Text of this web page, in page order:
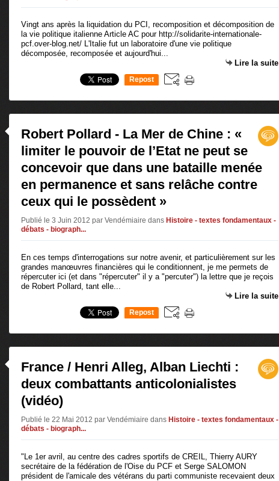
Vingt ans après la liquidation du PCI, recomposition et décomposition de
la vie politique italienne Article AC pour http://solidarite-internationale-
pcf.over-blog.net/ L'Italie fut un laboratoire d'une vie politique
décomposée, recomposée et aujourd'hui...
Lire la suite
Repost
Robert Pollard - La Mer de Chine : «
limiter le pouvoir de l’Etat ne peut se
concevoir que dans une bataille menée
en permanence et sans relâche contre
ceux qui le possèdent »
Publié le 3 Juin 2012 par Vendémiaire dans Histoire - textes fondamentaux -
débats - biograph...
En ces temps d'interrogations sur notre avenir, et particulièrement sur les
grandes manœuvres financières qui le conditionnent, je me permets de
répercuter ici (et dans "répercuter" il y a "percuter") la lettre que je reçois
de Robert Pollard, tant elle...
Lire la suite
Repost
France / Henri Alleg, Alban Liechti :
deux combattants anticolonialistes
(vidéo)
Publié le 22 Mai 2012 par Vendémiaire dans Histoire - textes fondamentaux -
débats - biograph...
"Le 1er avril, au centre des cadres sportifs de CREIL, Thierry AURY
secrétaire de la fédération de l'Oise du PCF et Serge SALOMON
président de l'amicale des vétérans du parti communiste recevaient deux